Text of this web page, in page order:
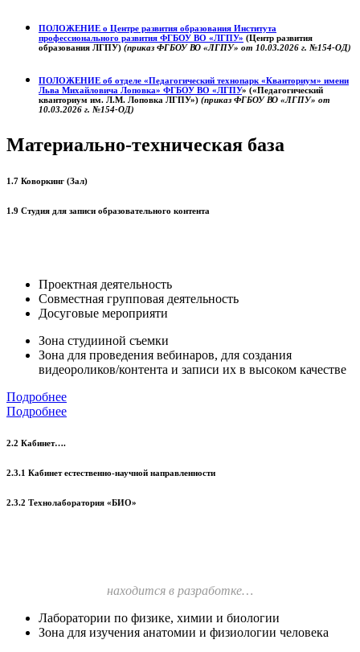
ПОЛОЖЕНИЕ о Центре развития образования Института
профессионального развития ФГБОУ ВО «ЛГПУ» (Центр развития
образования ЛГПУ) (приказ ФГБОУ ВО «ЛГПУ» от 10.03.2026 г. №154-ОД)
ПОЛОЖЕНИЕ об отделе «Педагогический технопарк «Кванториум» имени
Льва Михайловича Лоповка» ФГБОУ ВО «ЛГПУ» («Педагогический
кванториум им. Л.М. Лоповка ЛГПУ») (приказ ФГБОУ ВО «ЛГПУ» от
10.03.2026 г. №154-ОД)
Материально-техническая база
1.7 Коворкинг (Зал)
1.9 Студия для записи образовательного контента
Проектная деятельность
Совместная групповая деятельность
Досуговые мероприяти
Зона студииной съемки
Зона для проведения вебинаров, для создания
видеороликов/контента и записи их в высоком качестве
Подробнее
Подробнее
2.2 Кабинет….
2.3.1 Кабинет естественно-научной направленности
2.3.2 Технолаборатория «БИО»
находится в разработке…
Лаборатории по физике, химии и биологии
Зона для изучения анатомии и физиологии человека